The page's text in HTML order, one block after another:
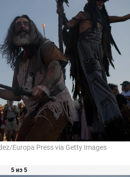
Europa Press via Getty Images
5 из 5